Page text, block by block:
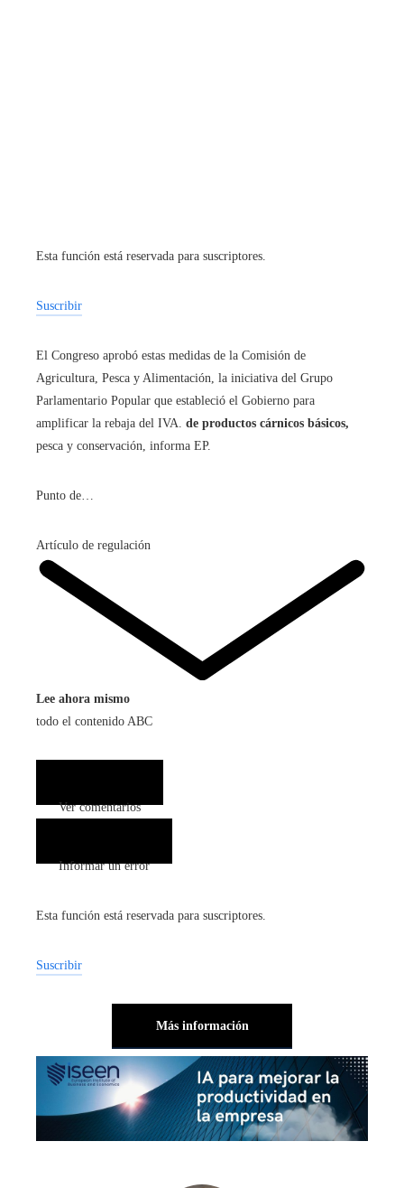
Esta función está reservada para suscriptores.
Suscribir
El Congreso aprobó estas medidas de la Comisión de
Agricultura, Pesca y Alimentación, la iniciativa del Grupo
Parlamentario Popular que estableció el Gobierno para
amplificar la rebaja del IVA. de productos cárnicos básicos,
pesca y conservación, informa EP.
Punto de…
Artículo de regulación
Lee ahora mismo
todo el contenido ABC
Ver comentarios
Informar un error
Esta función está reservada para suscriptores.
Suscribir
Más información